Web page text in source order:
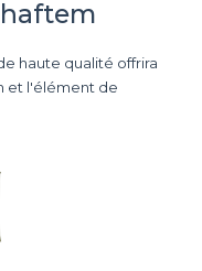
haftem
haute qualité offrira
et l'élément de